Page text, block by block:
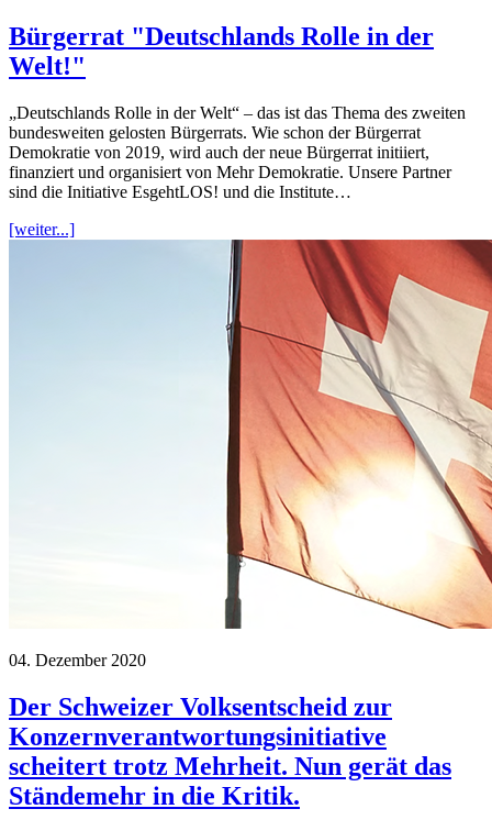
Bürgerrat "Deutschlands Rolle in der
Welt!"
„Deutschlands Rolle in der Welt“ – das ist das Thema des zweiten
bundesweiten gelosten Bürgerrats. Wie schon der Bürgerrat
Demokratie von 2019, wird auch der neue Bürgerrat initiiert,
finanziert und organisiert von Mehr Demokratie. Unsere Partner
sind die Initiative EsgehtLOS! und die Institute…
[weiter...]
04. Dezember 2020
Der Schweizer Volksentscheid zur
Konzernverantwortungsinitiative
scheitert trotz Mehrheit. Nun gerät das
Ständemehr in die Kritik.